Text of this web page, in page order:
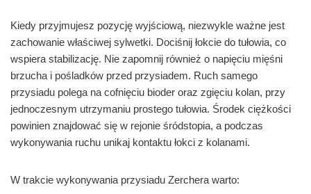
Kiedy przyjmujesz pozycję wyjściową, niezwykle ważne jest
zachowanie właściwej sylwetki. Dociśnij łokcie do tułowia, co
wspiera stabilizację. Nie zapomnij również o napięciu mięśni
brzucha i pośladków przed przysiadem. Ruch samego
przysiadu polega na cofnięciu bioder oraz zgięciu kolan, przy
jednoczesnym utrzymaniu prostego tułowia. Środek ciężkości
powinien znajdować się w rejonie śródstopia, a podczas
wykonywania ruchu unikaj kontaktu łokci z kolanami.
W trakcie wykonywania przysiadu Zerchera warto: